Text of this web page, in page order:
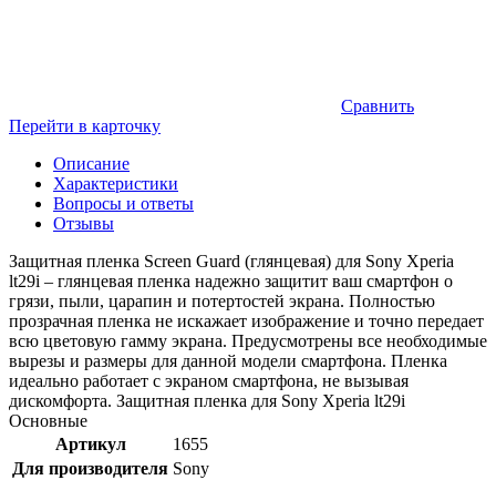
Сравнить
Перейти в карточку
Описание
Характеристики
Вопросы и ответы
Отзывы
Защитная пленка Screen Guard (глянцевая) для Sony Xperia
lt29i – глянцевая пленка надежно защитит ваш смартфон о
грязи, пыли, царапин и потертостей экрана. Полностью
прозрачная пленка не искажает изображение и точно передает
всю цветовую гамму экрана. Предусмотрены все необходимые
вырезы и размеры для данной модели смартфона. Пленка
идеально работает с экраном смартфона, не вызывая
дискомфорта. Защитная пленка для Sony Xperia lt29i
Основные
Артикул
1655
Для производителя Sony